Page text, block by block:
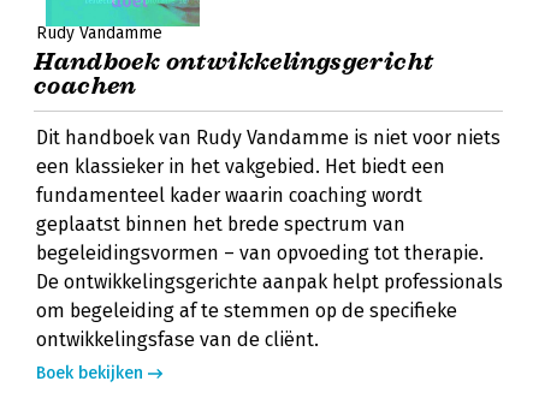
Rudy Vandamme
Handboek ontwikkelingsgericht
coachen
Dit handboek van Rudy Vandamme is niet voor niets
een klassieker in het vakgebied. Het biedt een
fundamenteel kader waarin coaching wordt
geplaatst binnen het brede spectrum van
begeleidingsvormen – van opvoeding tot therapie.
De ontwikkelingsgerichte aanpak helpt professionals
om begeleiding af te stemmen op de specifieke
ontwikkelingsfase van de cliënt.
Boek bekijken